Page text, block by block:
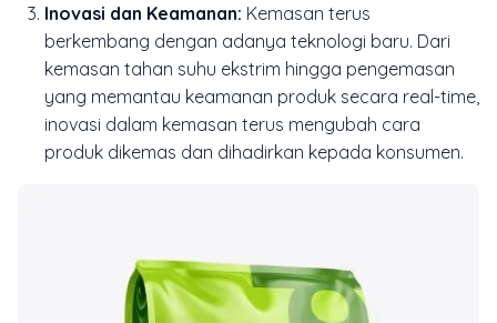
Inovasi dan Keamanan: Kemasan terus
berkembang dengan adanya teknologi baru. Dari
kemasan tahan suhu ekstrim hingga pengemasan
yang memantau keamanan produk secara real-time,
inovasi dalam kemasan terus mengubah cara
produk dikemas dan dihadirkan kepada konsumen.